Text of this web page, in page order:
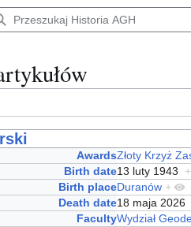
AwardsZłoty Krzyż
Birth date13 luty 1943 +
Birth placeDuranów +
Death date18 maja 2026
FacultyWydział